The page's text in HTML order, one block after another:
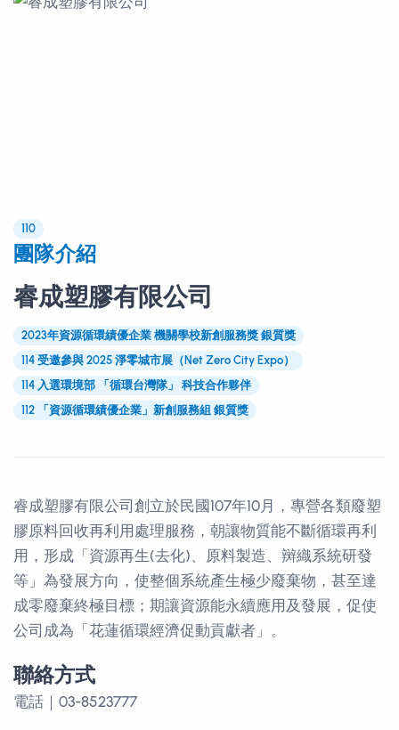
110
團隊介紹
睿成塑膠有限公司
2023年資源循環績優企業 機關學校新創服務獎 銀質獎
114 受邀參與 2025 淨零城市展（Net Zero City Expo）
114 入選環境部 「循環台灣隊」 科技合作夥伴
112 「資源循環績優企業」新創服務組 銀質獎
睿成塑膠有限公司創立於民國107年10月，專營各類廢塑
膠原料回收再利用處理服務，朝讓物質能不斷循環再利
用，形成「資源再生(去化)、原料製造、辬織系統研發
等」為發展方向，使整個系統產生極少廢棄物，甚至達
成零廢棄終極目標；期讓資源能永續應用及發展，促使
公司成為「花蓮循環經濟促動貢獻者」。
聯絡方式
聯絡方式
電話｜03-8523777